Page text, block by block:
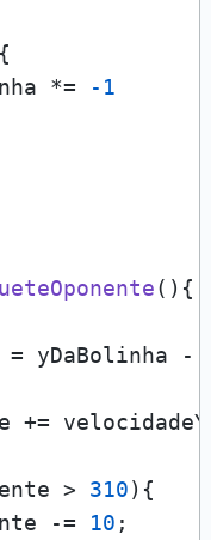
*=
-1
() {
= yDaBolinha
+=
> 310){
-=
10 ;